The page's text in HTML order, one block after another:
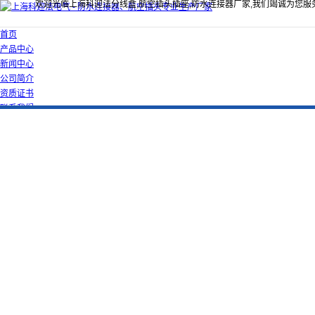
欢迎光临上海科迎法分线盒,航空插头插座,防水连接器厂家,我们竭诚为您服
首页
产品中心
新闻中心
公司简介
资质证书
联系我们